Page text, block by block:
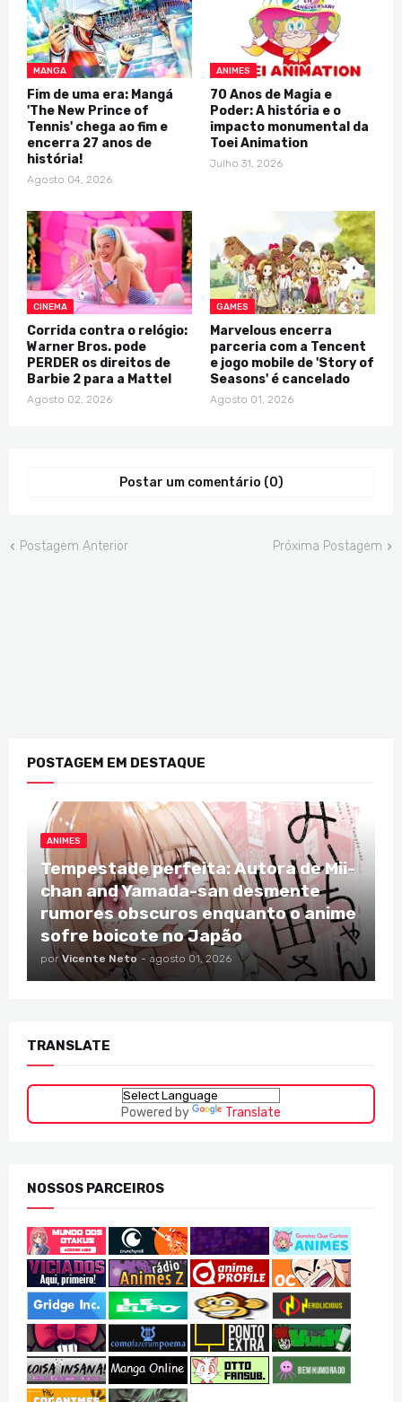
MANGA
Fim de uma era: Mangá
'The New Prince of
Tennis' chega ao fim e
encerra 27 anos de
história!
Agosto 04, 2026
ANIMES
70 Anos de Magia e
Poder: A história e o
impacto monumental da
Toei Animation
Julho 31, 2026
CINEMA
Corrida contra o relógio:
Warner Bros. pode
PERDER os direitos de
Barbie 2 para a Mattel
Agosto 02, 2026
GAMES
Marvelous encerra
parceria com a Tencent
e jogo mobile de 'Story of
Seasons' é cancelado
Agosto 01, 2026
Postar um comentário (0)
Postagem Anterior Próxima Postagem
POSTAGEM EM DESTAQUE
ANIMES
Tempestade perfeita: Autora de Mii-
chan and Yamada-san desmente
rumores obscuros enquanto o anime
sofre boicote no Japão
por Vicente Neto - agosto 01, 2026
TRANSLATE
Powered by Translate
NOSSOS PARCEIROS